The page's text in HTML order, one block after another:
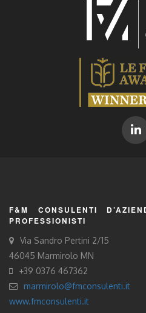
F&M CONSULENTI
PROFESSIONISTI
Via Sandro Pertini 2/15
46045 Marmirolo MN
+39 0376 467362
marmirolo@fmconsulenti.it
www.fmconsulenti.it